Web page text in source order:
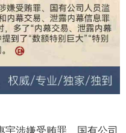
涉嫌受贿罪、国有公司